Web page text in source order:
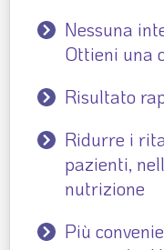
Nessuna
Ottieni una
Risultato
Ridurre i
pazienti,
nutrizione
Più